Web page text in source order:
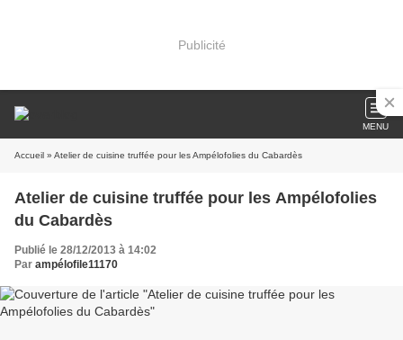
Publicité
MENU
Accueil » Atelier de cuisine truffée pour les Ampélofolies du Cabardès
Atelier de cuisine truffée pour les Ampélofolies
du Cabardès
Publié le 28/12/2013 à 14:02
Par ampélofile11170